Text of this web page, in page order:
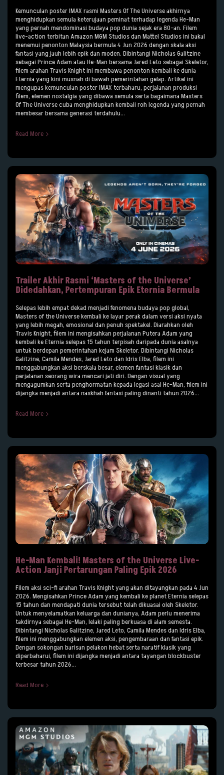
Kemunculan poster IMAX rasmi Masters Of The Universe akhirnya
menghidupkan semula keterujaan peminat terhadap legenda He-Man
yang pernah mendominasi budaya pop dunia sejak era 80-an. Filem
live-action terbitan Amazon MGM Studios dan Mattel Studios ini bakal
menemui penonton Malaysia bermula 4 Jun 2026 dengan skala aksi
fantasi yang jauh lebih epik dan moden. Dibintangi Nicholas Galitzine
sebagai Prince Adam atau He-Man bersama Jared Leto sebagai Skeletor,
filem arahan Travis Knight ini membawa penonton kembali ke dunia
Eternia yang kini musnah di bawah pemerintahan gelap. Artikel ini
mengupas kemunculan poster IMAX terbaharu, perjalanan produksi
filem, elemen nostalgia yang dibawa semula serta bagaimana Masters
Of The Universe cuba menghidupkan kembali roh legenda yang pernah
membesar bersama generasi terdahulu...
Read More
Trailer Akhir Rasmi ‘Masters of the Universe’
Didedahkan, Pertempuran Epik Eternia Bermula
Selepas lebih empat dekad menjadi fenomena budaya pop global,
Masters of the Universe kembali ke layar perak dalam versi aksi nyata
yang lebih megah, emosional dan penuh spektakel. Diarahkan oleh
Travis Knight, filem ini mengisahkan perjalanan Putera Adam yang
kembali ke Eternia selepas 15 tahun terpisah daripada dunia asalnya
untuk berdepan pemerintahan kejam Skeletor. Dibintangi Nicholas
Galitzine, Camila Mendes, Jared Leto dan Idris Elba, filem ini
menggabungkan aksi berskala besar, elemen fantasi klasik dan
perjalanan seorang wira mencari jati diri. Dengan visual yang
mengagumkan serta penghormatan kepada legasi asal He-Man, filem ini
dijangka menjadi antara naskhah fantasi paling dinanti tahun 2026...
Read More
He-Man Kembali! Masters of the Universe Live-
Action Janji Pertarungan Paling Epik 2026
Filem aksi sci-fi arahan Travis Knight yang akan ditayangkan pada 4 Jun
2026. Mengisahkan Prince Adam yang kembali ke planet Eternia selepas
15 tahun dan mendapati dunia tersebut telah dikuasai oleh Skeletor.
Untuk menyelamatkan keluarga dan dunianya, Adam perlu menerima
takdirnya sebagai He-Man, lelaki paling berkuasa di alam semesta.
Dibintangi Nicholas Galitzine, Jared Leto, Camila Mendes dan Idris Elba,
filem ini menggabungkan elemen aksi, pengembaraan dan fantasi epik.
Dengan sokongan barisan pelakon hebat serta naratif klasik yang
diperbaharui, filem ini dijangka menjadi antara tayangan blockbuster
terbesar tahun 2026...
Read More